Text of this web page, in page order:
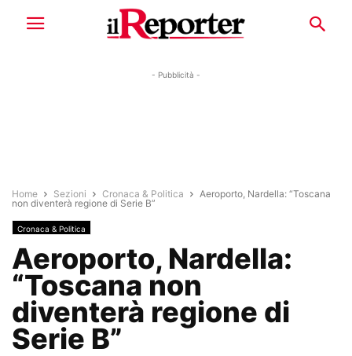
- Pubblicità -
Home Sezioni Cronaca & Politica
Aeroporto, Nardella: “Toscana
non diventerà regione di Serie B”
Cronaca & Politica
Aeroporto, Nardella:
“Toscana non
diventerà regione di
Serie B”